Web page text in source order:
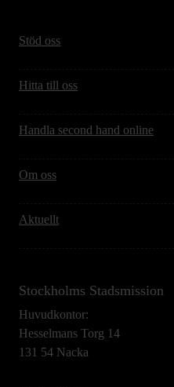
Stöd oss
Hitta till oss
Handla second hand online
Om oss
Aktuellt
Stockholms Stadsmission
Huvudkontor:
Hesselmans Torg 14
131 54 Nacka